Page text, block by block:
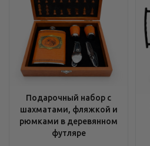
Подарочный набор с
шахматами, фляжкой и
рюмками в деревянном
футляре